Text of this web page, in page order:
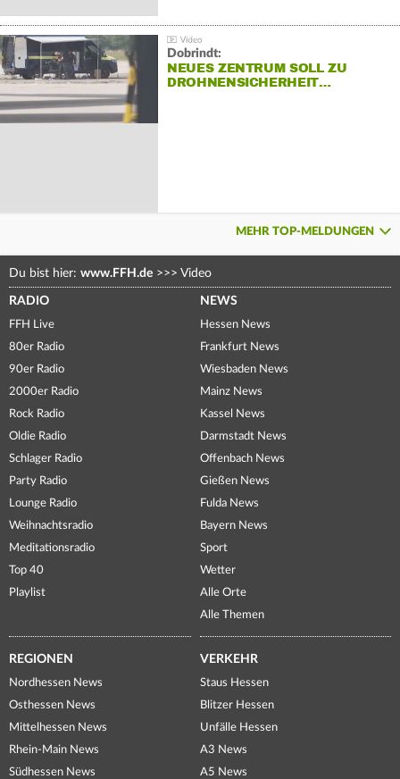
Dobrindt:
NEUES ZENTRUM SOLL ZU
DROHNENSICHERHEIT…
MEHR TOP-MELDUNGEN
Du bist hier: www.FFH.de >>> Video
RADIO
FFH Live
80er Radio
90er Radio
2000er Radio
Rock Radio
Oldie Radio
Schlager Radio
Party Radio
Lounge Radio
Weihnachtsradio
Meditationsradio
Top 40
Playlist
NEWS
Hessen News
Frankfurt News
Wiesbaden News
Mainz News
Kassel News
Darmstadt News
Offenbach News
Gießen News
Fulda News
Bayern News
Sport
Wetter
Alle Orte
Alle Themen
REGIONEN
Nordhessen News
Osthessen News
Mittelhessen News
Rhein-Main News
Südhessen News
VERKEHR
Staus Hessen
Blitzer Hessen
Unfälle Hessen
A3 News
A5 News